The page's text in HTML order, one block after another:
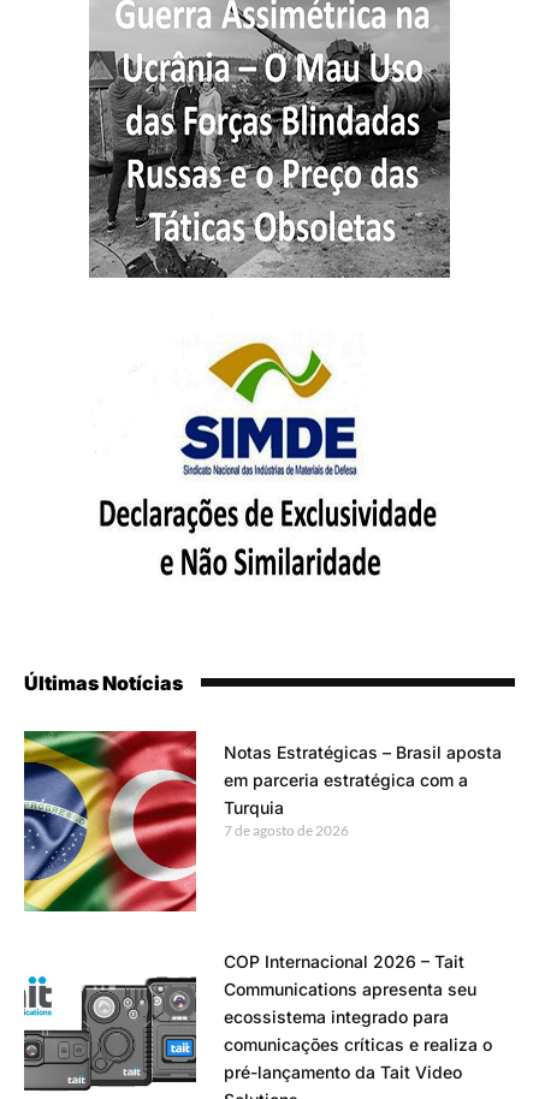
Últimas Notícias
Notas Estratégicas – Brasil aposta
em parceria estratégica com a
Turquia
7 de agosto de 2026
COP Internacional 2026 – Tait
Communications apresenta seu
ecossistema integrado para
comunicações críticas e realiza o
pré-lançamento da Tait Video